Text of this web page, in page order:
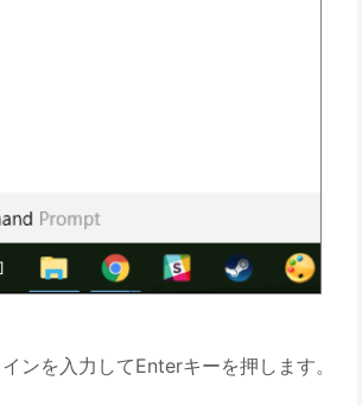
ンを入力してEnterキーを押します。